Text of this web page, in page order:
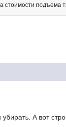
стоимости подъема
А вот